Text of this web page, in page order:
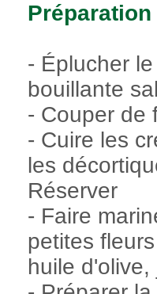
- Éplucher
bouillante
- Couper de
- Cuire les
les
Réserver
- Faire
petites
huile